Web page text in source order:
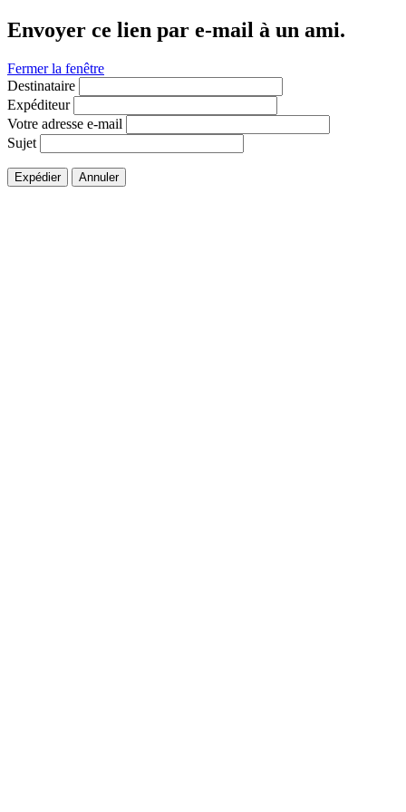
Envoyer ce lien par e-mail à un ami.
Fermer la fenêtre
Destinataire
Expéditeur
Votre adresse e-mail
Sujet
Expédier Annuler